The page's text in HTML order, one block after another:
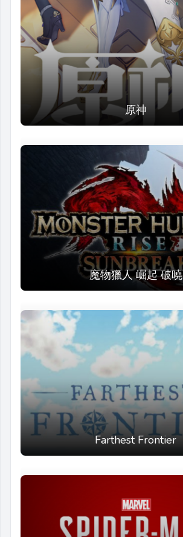
原神
魔物獵人 崛起 破曉
Farthest Frontier